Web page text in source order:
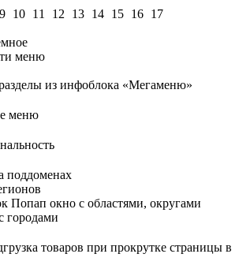
9 10 11 12 13 14 15 16 17
меню
из инфоблока «Мегаменю»
меню
поддоменах
Попап окно c областями, округами
городами
товаров при прокрутке страницы в